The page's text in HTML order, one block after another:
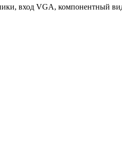
вход VGA, компонентный